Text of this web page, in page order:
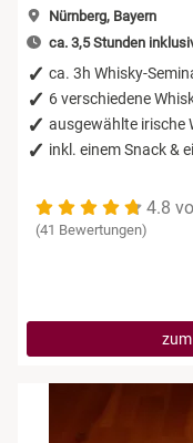
Nürnberg, Bayern
ca. 3,5 Stunden
ca. 3h Whisky-
6 verschiedene
ausgewählte irische
inkl. einem Snack &
4.8
(41 Bewertungen)